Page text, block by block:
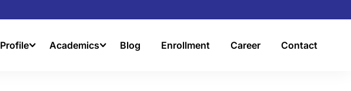
Profile Academics Blog Enrollment Career Contact